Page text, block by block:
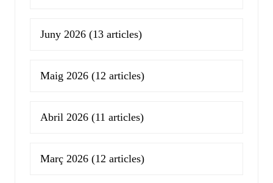
Juny 2026 (13 articles)
Maig 2026 (12 articles)
Abril 2026 (11 articles)
Març 2026 (12 articles)